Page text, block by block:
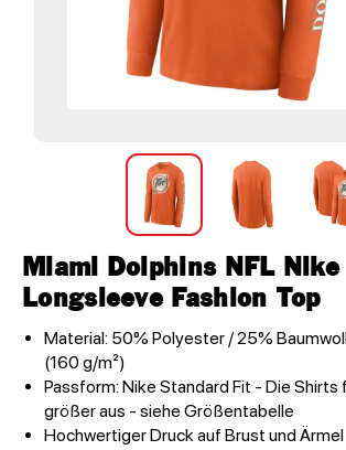
Miami Dolphins NFL Nike
Longsleeve Fashion Top
Material: 50% Polyester / 25%
(160 g/m²)
Passform: Nike Standard Fit - Die Shirts
größer aus - siehe Größentabelle
Hochwertiger Druck auf Brust und Ärmel